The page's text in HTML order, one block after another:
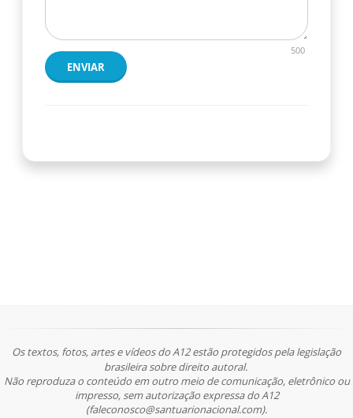
500
ENVIAR
Os textos, fotos, artes e vídeos do A12 estão protegidos pela legislação
brasileira sobre direito autoral.
Não reproduza o conteúdo em outro meio de comunicação, eletrônico ou
impresso, sem autorização expressa do A12
(faleconosco@santuarionacional.com).